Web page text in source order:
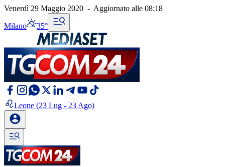
Venerdì 29 Maggio 2020 - Aggiornato alle 08:18
Milano 35°
Leone (23 Lug - 23 Ago)